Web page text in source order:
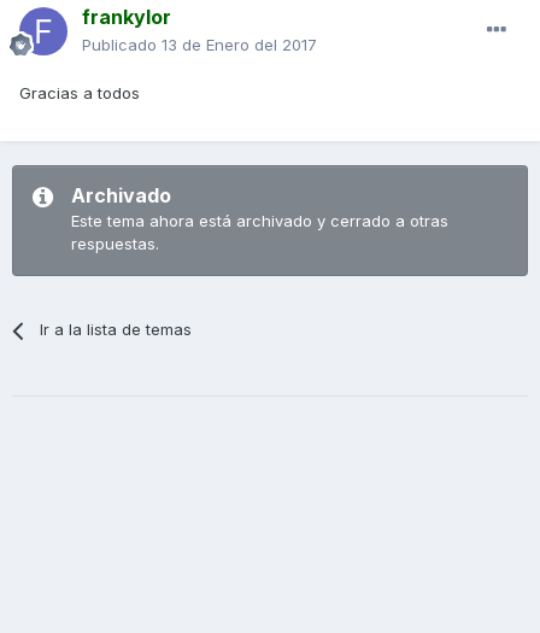
frankylor
Publicado 13 de Enero del 2017
Gracias a todos
Archivado
Este tema ahora está archivado y cerrado a otras
respuestas.
Ir a la lista de temas